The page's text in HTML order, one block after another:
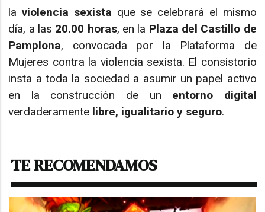
laviolencia sexista que se celebrará el mismo
día, a las 20.00 horas, en la Plaza del Castillo de
Pamplona, convocada por la Plataforma de
Mujeres contra la violencia sexista. El consistorio
insta a toda la sociedad a asumir un papel activo
en la construcción de un entorno digital
verdaderamente libre, igualitario y seguro.
TE RECOMENDAMOS